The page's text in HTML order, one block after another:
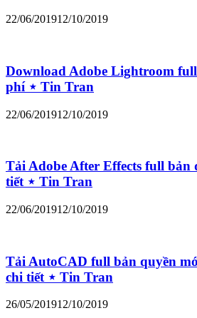
22/06/201912/10/2019
Download Adobe Lightroom
phí ⋆ Tin Tran
22/06/201912/10/2019
Tải Adobe After Effects full bản
tiết ⋆ Tin Tran
22/06/201912/10/2019
Tải AutoCAD full bản quyền
chi tiết ⋆ Tin Tran
26/05/201912/10/2019